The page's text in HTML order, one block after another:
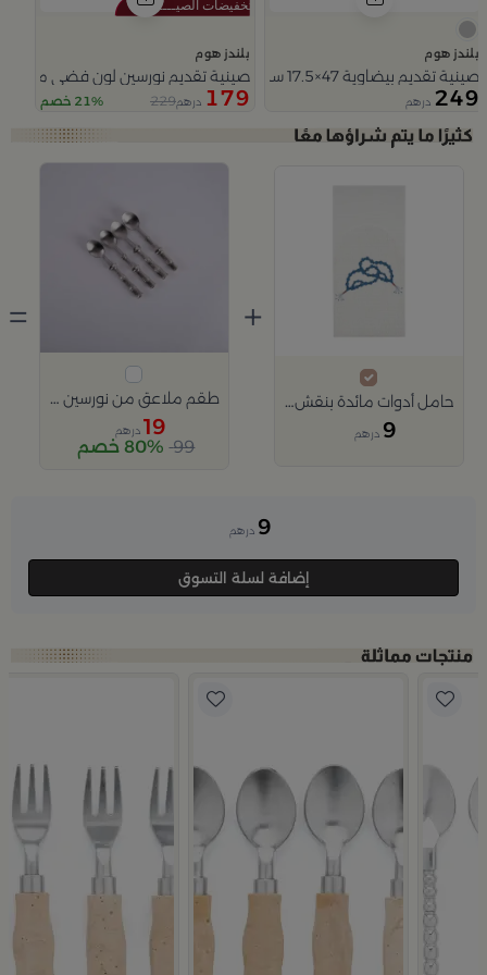
بلندز هوم
صينية تقديم بيضاوية 47×17.5 سم فضية من الألمنيوم بمقابض معدنية ملتوية من نورسين
249 درهم
بلندز هوم
صينية تقديم نورسين لون فضي
179 درهم229 21% خصم
Slide 1 of 5
حامل أدوات مائدة بنقش السبحة من تيلا
9 درهم
+
طقم ملاعق من نورسين 4 قطع
19 درهم
99 80% خصم
=
9 درهم
إضافة لسلة التسوق